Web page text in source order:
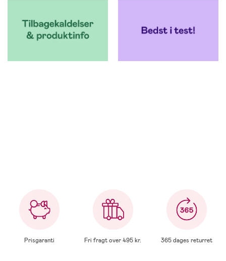
Prisgaranti Fri fragt over 495 kr. 365 dages returret